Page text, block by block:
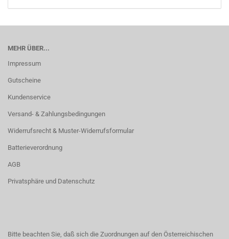
MEHR ÜBER...
Impressum
Gutscheine
Kundenservice
Versand- & Zahlungsbedingungen
Widerrufsrecht & Muster-Widerrufsformular
Batterieverordnung
AGB
Privatsphäre und Datenschutz
Bitte beachten Sie, daß sich die Zuordnungen auf den Österreichischen